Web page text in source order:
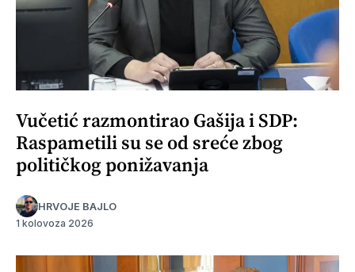
Vučetić razmontirao Gašija i SDP:
Raspametili su se od sreće zbog
političkog ponižavanja
HRVOJE BAJLO
1 kolovoza 2026